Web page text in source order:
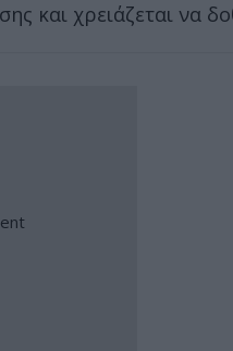
και χρειάζεται να